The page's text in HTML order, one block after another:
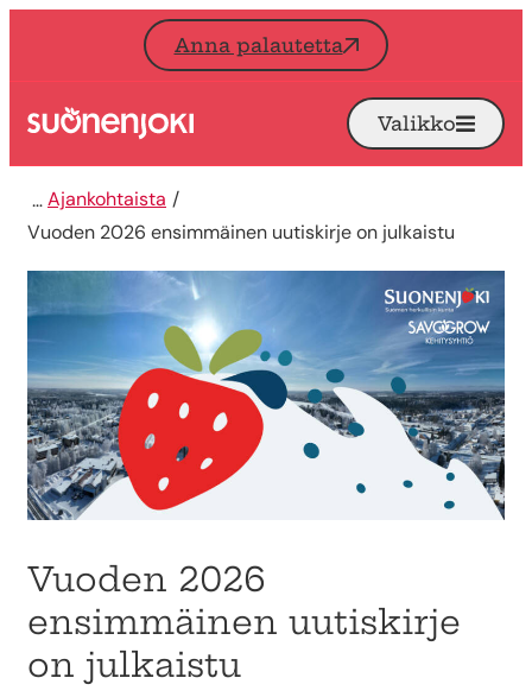
Siirry sisältöön
Anna palautetta
Etusivu Avaa
Valikko
Ajankohtaista
Vuoden 2026 ensimmäinen uutiskirje on julkaistu
Vuoden 2026
ensimmäinen uutiskirje
on julkaistu